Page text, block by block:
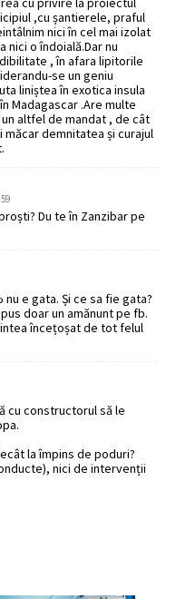
,cu șantierele, praful
nici în cel mai izolat
nici o îndoială.Dar nu
, în afara lipitorile
se un geniu
liniștea în exotica insula
Madagascar .Are multe
altfel de mandat , de cât
demnitatea și curajul
Du te în Zanzibar pe
nu e gata. Și ce sa fie gata?
doar un amănunt pe fb.
încețoșat de tot felul
cu constructorul să le
la împins de poduri?
nici de intervenții